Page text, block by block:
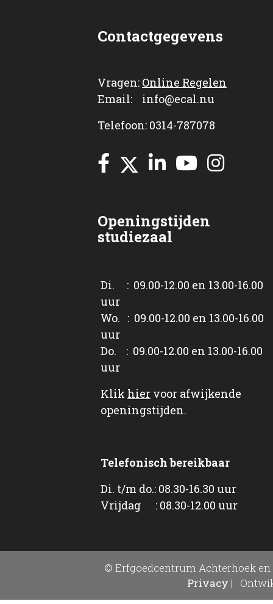
Contactgegevens
Vragen: Online Regelen
Email: info@ecal.nu
Telefoon: 0314-787078
Openingstijden
studiezaal
Di. : 09.00-12.00 en 13.00-16.00
uur
Wo. : 09.00-12.00 en 13.00-16.00
uur
Do. : 09.00-12.00 en 13.00-16.00
uur
Klik hier voor afwijkende
openingstijden.
Telefonisch bereikbaar
Di. t/m do.: 08.30-16.30 uur
Vrijdag : 08.30-12.00 uur
© Erfgoedcentrum Achterhoek en
Privacy |